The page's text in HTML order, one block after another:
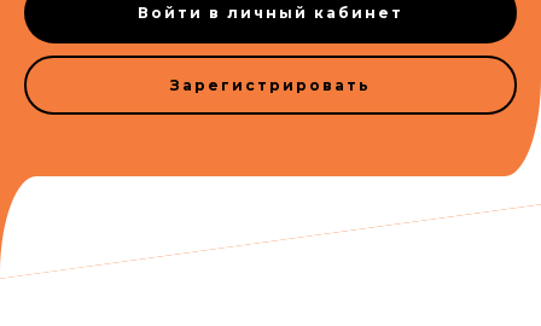
Войти в личный кабинет
Зарегистрировать